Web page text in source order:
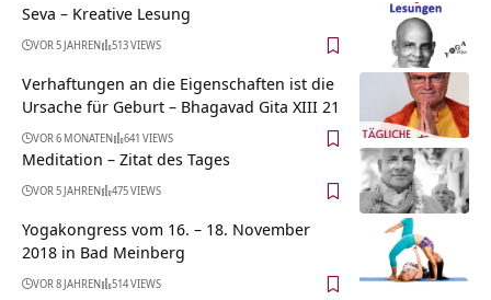
Seva – Kreative Lesung
VOR 5 JAHREN 513 VIEWS
Verhaftungen an die Eigenschaften ist die
Ursache für Geburt – Bhagavad Gita XIII 21
VOR 6 MONATEN 641 VIEWS
Meditation – Zitat des Tages
VOR 5 JAHREN 475 VIEWS
Yogakongress vom 16. – 18. November
2018 in Bad Meinberg
VOR 8 JAHREN 514 VIEWS